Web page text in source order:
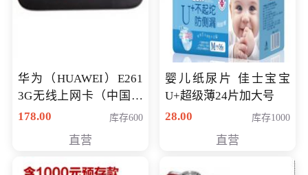
华为（HUAWEI）E261
3G无线上网卡（中国联
通）
178.00 库存600
直营
婴儿纸尿片 佳士宝宝
U+超级薄24片加大号
28.00
库存1000
直营